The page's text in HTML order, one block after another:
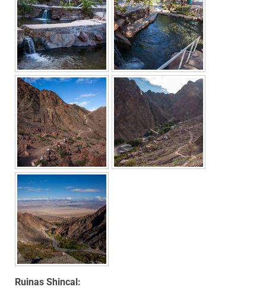
Ruinas Shincal: